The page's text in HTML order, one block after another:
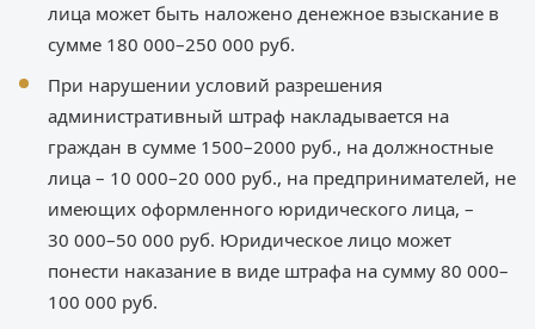
лица может быть наложено денежное взыскание в
сумме 180 000–250 000 руб.
При нарушении условий разрешения
административный штраф накладывается на
граждан в сумме 1500–2000 руб., на должностные
лица – 10 000–20 000 руб., на предпринимателей, не
имеющих оформленного юридического лица, –
30 000–50 000 руб. Юридическое лицо может
понести наказание в виде штрафа на сумму 80 000–
100 000 руб.